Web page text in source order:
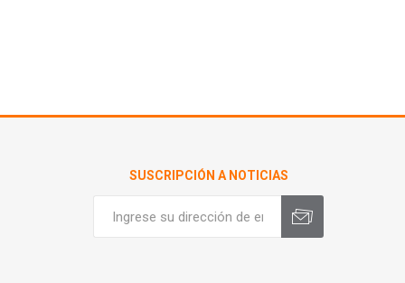
SUSCRIPCIÓN A NOTICIAS